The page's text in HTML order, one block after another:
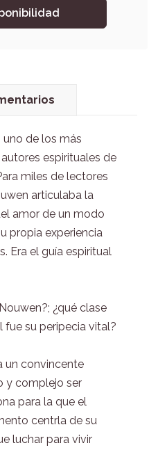
uno de los más
espirituales de
miles de lectores
articulaba la
amor de un modo
propia experiencia
Era el guía espiritual
¿qué clase
fue su peripecia vital?
un convincente
y complejo ser
para la que el
centrla de su
luchar para vivir